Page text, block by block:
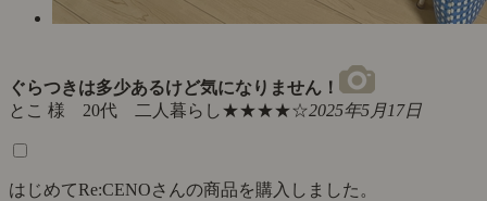
ぐらつきは多少あるけど気になりません！
とこ 様 20代 二人暮らし★★★★☆2025年5月17日
はじめてRe:CENOさんの商品を購入しました。